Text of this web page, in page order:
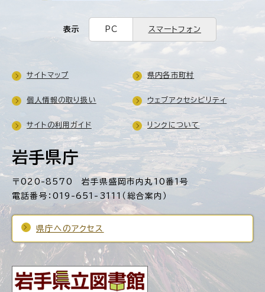
表示 PC スマートフォン
岩手県庁
〒020-8570 岩手県盛岡市内丸10番1号
電話番号：019-651-3111（総合案内）
県庁へのアクセス
サイトマップ 県内各市町村
個人情報の取り扱い ウェブアクセシビリティ
サイトの利用ガイド リンクについて